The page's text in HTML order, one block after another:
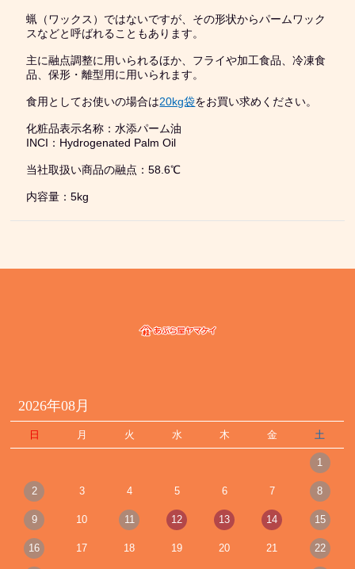
蝋（ワックス）ではないですが、その形状からパームワック
スなどと呼ばれることもあります。
主に融点調整に用いられるほか、フライや加工食品、冷凍食
品、保形・離型用に用いられます。
食用としてお使いの場合は20kg袋をお買い求めください。
化粧品表示名称：水添パーム油
INCI：Hydrogenated Palm Oil
当社取扱い商品の融点：58.6℃
内容量：5kg
2026年08月
日 月 火 水 木 金 土
1
2 3 4 5 6 7 8
9 10 11 12 13 14 15
16 17 18 19 20 21 22